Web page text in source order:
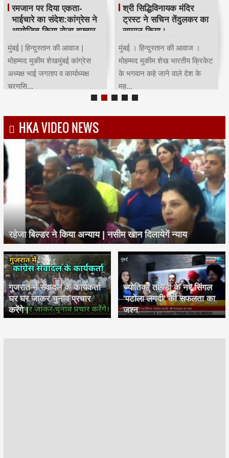
रमजान पर दिया एकता-
भाईचारे का संदेश:कांग्रेस ने
आयोजित किया रोजा इफ्तार
मुंबई | हिन्दुस्तान की आवाज |
मोहम्मद मुकीम शेखमुंबई कांग्रेस
अध्यक्ष भाई जगताप व कार्याध्यक्ष
चरणसि...
श्री सिद्धिविनायक मंदिर
ट्रस्ट ने सचिन तेंदुलकर का
सम्मान किया।
मुंबई । हिन्दुस्तान की आवाज ।
मोहम्मद मुकीम शेख भारतीय क्रिकेट
के भगवान कहे जाने वाले देश के
मह...
HKA VIDEO NEWS
रहेजा बिल्डर ने किया अन्याय | नसीम खान दिलायेगें न्याय
गुजरात में सेवादल के कार्यकर्ता
घर घर जाकर चुनाव प्रचार
करेंगे।
ज्योतिका तांगड़ी के नए सिंगल
'पटोला लगदी' की सफलता का
जश्न